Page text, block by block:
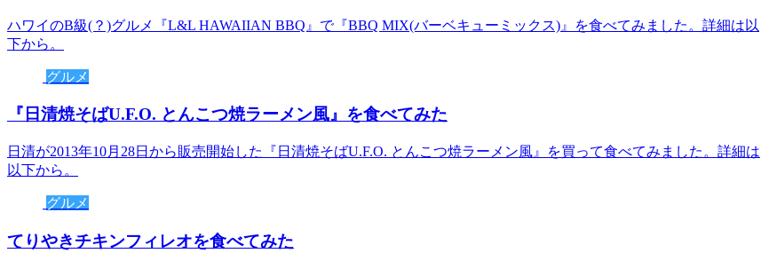
ハワイのB級(？)グルメ『L&L HAWAIIAN BBQ』で『BBQ MIX(バーベキューミックス)』を食べてみました。詳細は以
下から。
グルメ
『日清焼そばU.F.O. とんこつ焼ラーメン風』を食べてみた
日清が2013年10月28日から販売開始した『日清焼そばU.F.O. とんこつ焼ラーメン風』を買って食べてみました。詳細は
以下から。
グルメ
てりやきチキンフィレオを食べてみた